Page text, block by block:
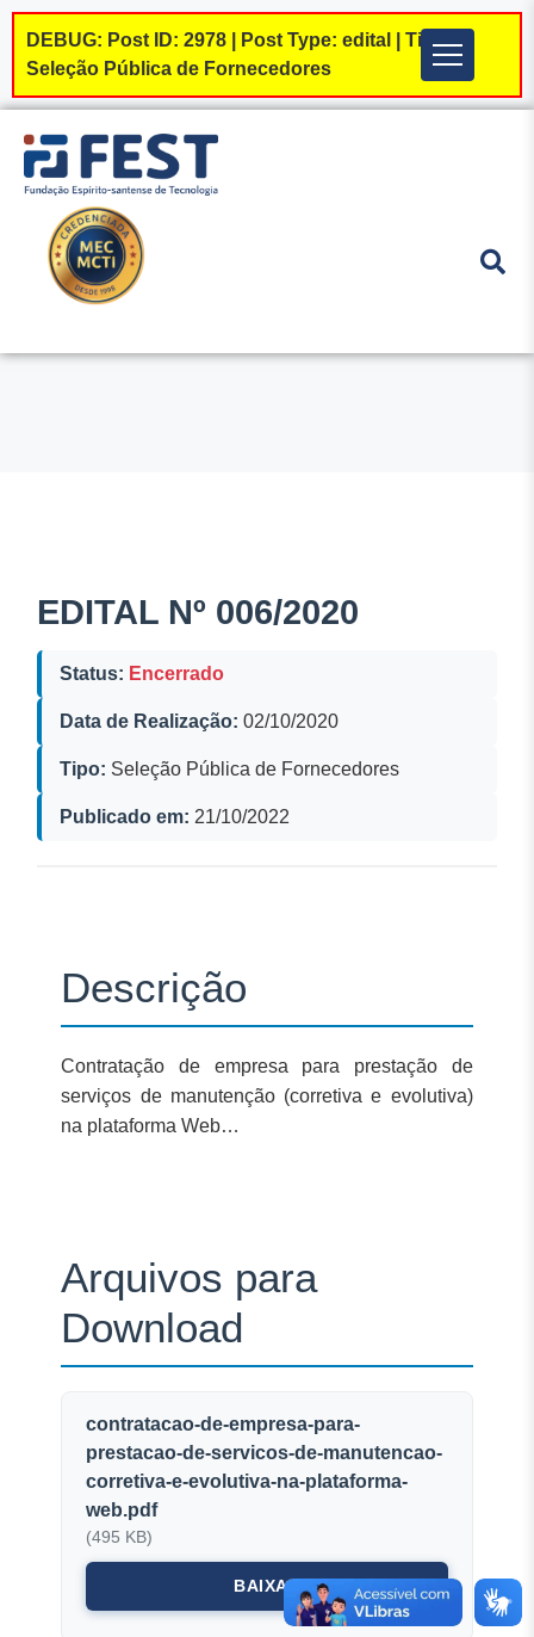
DEBUG: Post ID: 2978 | Post Type: edital | Tipos:
Seleção Pública de Fornecedores
Menu
EDITAL Nº 006/2020
Status: Encerrado
Data de Realização: 02/10/2020
Tipo: Seleção Pública de Fornecedores
Publicado em: 21/10/2022
Descrição
Contratação de empresa para prestação de
serviços de manutenção (corretiva e evolutiva)
na plataforma Web…
Arquivos para
Download
contratacao-de-empresa-para-
prestacao-de-servicos-de-manutencao-
corretiva-e-evolutiva-na-plataforma-
web.pdf
(495 KB)
BAIXAR